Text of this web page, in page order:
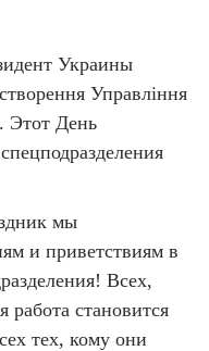
Украины
Управління
Этот День
мы
и приветствиям в
Всех,
работа становится
тех, кому они